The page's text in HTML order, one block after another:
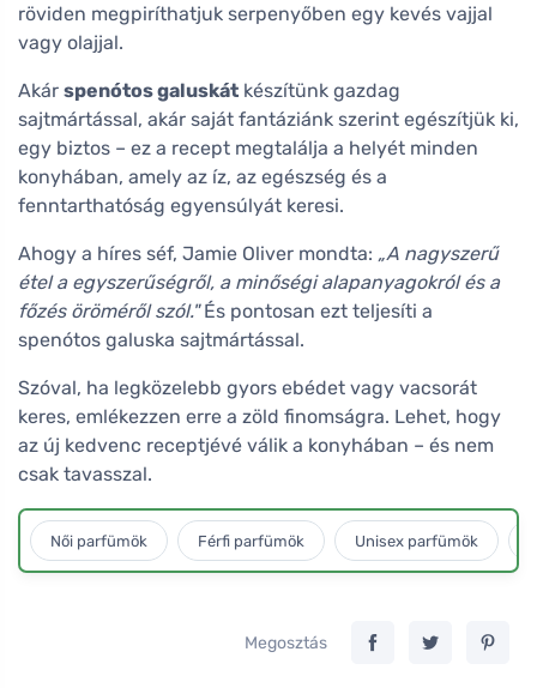
röviden megpiríthatjuk serpenyőben egy kevés vajjal
vagy olajjal.
Akár spenótos galuskát készítünk gazdag
sajtmártással, akár saját fantáziánk szerint egészítjük ki,
egy biztos – ez a recept megtalálja a helyét minden
konyhában, amely az íz, az egészség és a
fenntarthatóság egyensúlyát keresi.
Ahogy a híres séf, Jamie Oliver mondta: „A nagyszerű
étel a egyszerűségről, a minőségi alapanyagokról és a
főzés öröméről szól."És pontosan ezt teljesíti a
spenótos galuska sajtmártással.
Szóval, ha legközelebb gyors ebédet vagy vacsorát
keres, emlékezzen erre a zöld finomságra. Lehet, hogy
az új kedvenc receptjévé válik a konyhában – és nem
csak tavasszal.
Női parfümök Férfi parfümök Unisex parfümök
Megosztás